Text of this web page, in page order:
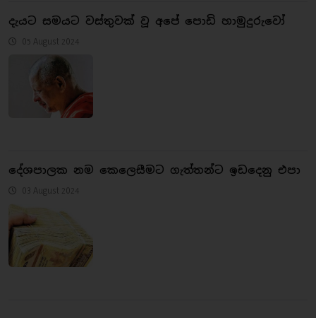
දැයට සමයට වස්තුවක් වූ අපේ පොඩි හාමුදුරුවෝ
05 August 2024
දේශපාලක නම කෙ​ලෙසීමට ගැත්තන්ට ඉඩදෙනු එපා
03 August 2024